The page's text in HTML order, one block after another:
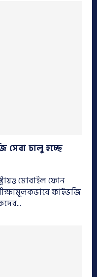
সেবা চালু হচ্ছে
মোবাইল ফোন
ফাইভজি